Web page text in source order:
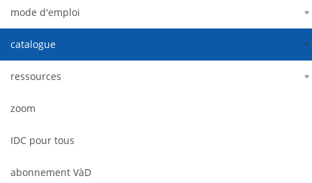
mode d'emploi
catalogue
ressources
zoom
IDC pour tous
abonnement VàD